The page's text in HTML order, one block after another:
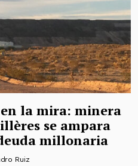
la mira: minera
se ampara
millonaria
Ruiz